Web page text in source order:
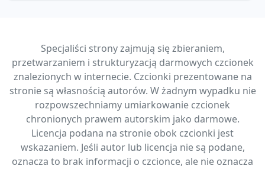
Specjaliści strony zajmują się zbieraniem,
przetwarzaniem i strukturyzacją darmowych czcionek
znalezionych w internecie. Czcionki prezentowane na
stronie są własnością autorów. W żadnym wypadku nie
rozpowszechniamy umiarkowanie czcionek
chronionych prawem autorskim jako darmowe.
Licencja podana na stronie obok czcionki jest
wskazaniem. Jeśli autor lub licencja nie są podane,
oznacza to brak informacji o czcionce, ale nie oznacza